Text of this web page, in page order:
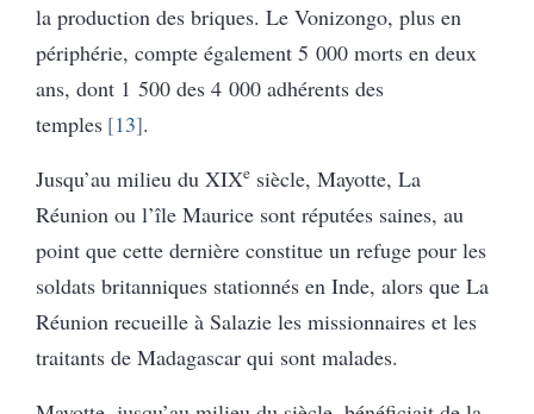
la production des briques. Le Vonizongo, plus en
périphérie, compte également 5 000 morts en deux
ans, dont 1 500 des 4 000 adhérents des
temples 13 .
Jusqu’au milieu du XIXe siècle, Mayotte, La
Réunion ou l’île Maurice sont réputées saines, au
point que cette dernière constitue un refuge pour les
soldats britanniques stationnés en Inde, alors que La
Réunion recueille à Salazie les missionnaires et les
traitants de Madagascar qui sont malades.